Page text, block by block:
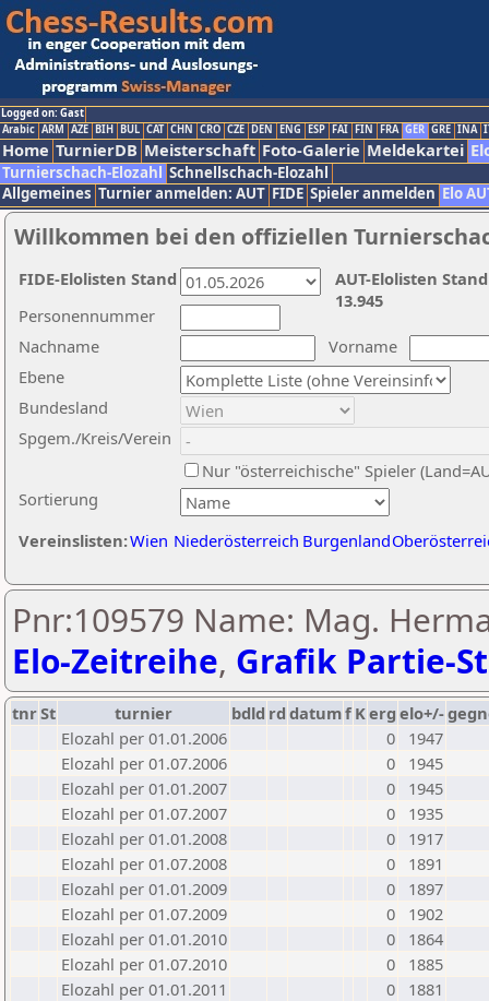
Logged on: Gast
Arabic ARM AZE BIH BUL CAT CHN CRO CZE DEN ENG ESP FAI FIN FRA GER GRE INA
Home TurnierDB Meisterschaft Foto-Galerie Meldekartei
Turnierschach-Elozahl Schnellschach-Elozahl
Allgemeines Turnier anmelden: AUT FIDE Spieler anmelden Elo
Willkommen bei den offiziellen
Nachname
Vorname
Ebene
Sortierung
Personennummer
Bundesland
Spgem./Kreis/Verein
Nur "österreichische" Spieler
Vereinslisten:Wien Niederösterreich Burgenland
AUT-Elolisten
13.945
FIDE-Elolisten Stand
Pnr:109579 Name: Mag.
Elo-Zeitreihe, Grafik Partie-
tnrSt turnier bdld rd datumf Kerg elo+/-
Elozahl per 01.01.2006
0
1947
Elozahl per 01.07.2006
0
1945
Elozahl per 01.01.2007
0
1945
Elozahl per 01.07.2007
0
1935
Elozahl per 01.01.2008
0
1917
Elozahl per 01.07.2008
0
1891
Elozahl per 01.01.2009
0
1897
Elozahl per 01.07.2009
0
1902
Elozahl per 01.01.2010
0
1864
Elozahl per 01.07.2010
0
1885
Elozahl per 01.01.2011
0
1881